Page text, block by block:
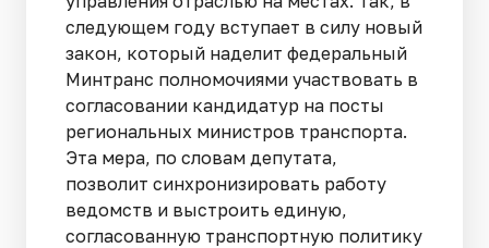
следующем году вступает в силу новый
закон, который наделит федеральный
Минтранс полномочиями участвовать в
согласовании кандидатур на посты
региональных министров транспорта.
Эта мера, по словам депутата,
позволит синхронизировать работу
ведомств и выстроить единую,
согласованную транспортную политику